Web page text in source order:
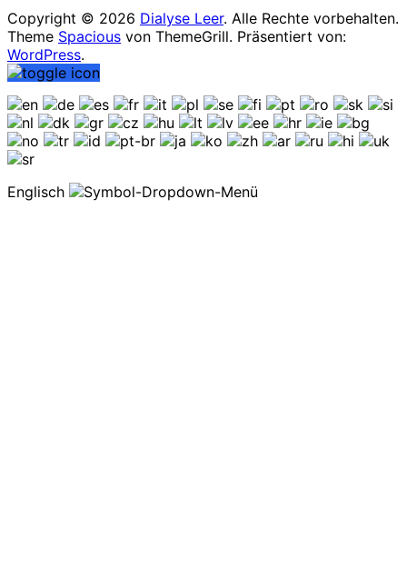
Copyright © 2026 Dialyse Leer. Alle Rechte vorbehalten.
Theme Spacious von ThemeGrill. Präsentiert von:
WordPress.
Englisch